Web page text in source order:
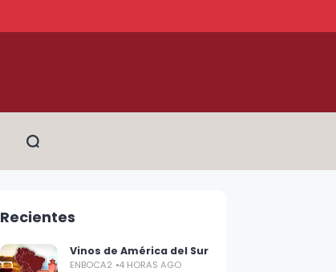
Recientes
Vinos de América del Sur
ENBOCA2 4 HORAS AGO